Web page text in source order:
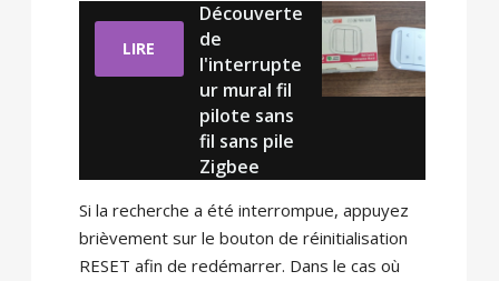
LIRE
Découverte
de
l'interrupte
ur mural fil
pilote sans
fil sans pile
Zigbee
Si la recherche a été interrompue, appuyez
brièvement sur le bouton de réinitialisation
RESET afin de redémarrer. Dans le cas où